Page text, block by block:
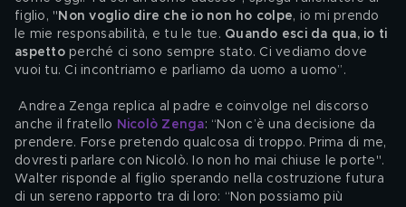
figlio, " Non voglio dire che io non ho colpe, io mi prendo
le mie responsabilità, e tu le tue. Quando esci da qua, io ti
aspetto perché ci sono sempre stato. Ci vediamo dove
vuoi tu. Ci incontriamo e parliamo da uomo a uomo”.
Andrea Zenga replica al padre e coinvolge nel discorso
anche il fratello Nicolò Zenga: “Non c’è una decisione da
prendere. Forse pretendo qualcosa di troppo. Prima di me,
dovresti parlare con Nicolò. Io non ho mai chiuse le porte".
Walter risponde al figlio sperando nella costruzione futura
di un sereno rapporto tra di loro: “Non possiamo più